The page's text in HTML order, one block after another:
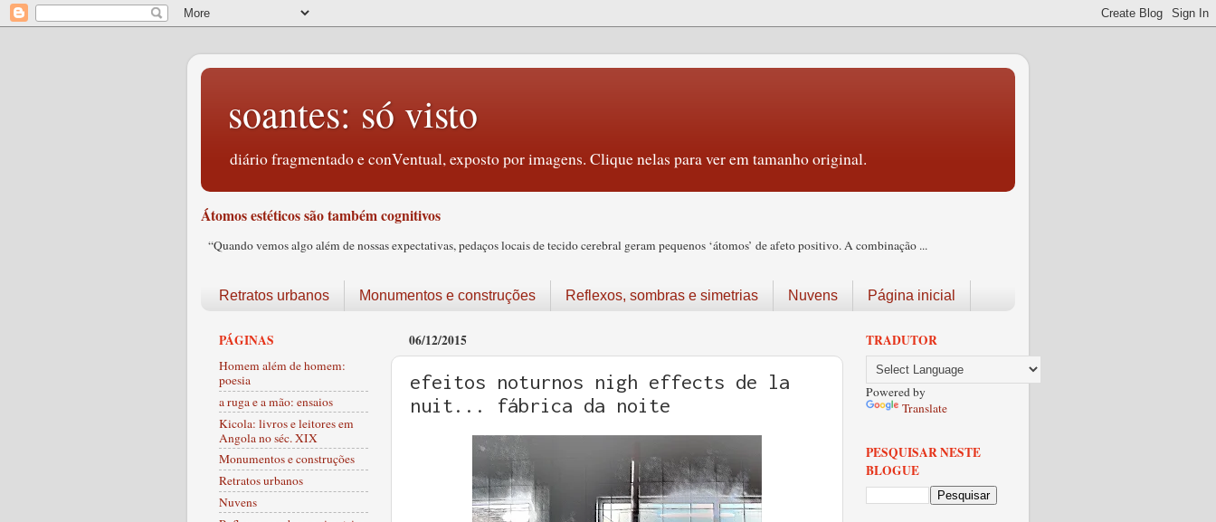
soantes: só visto
diário fragmentado e conVentual, exposto por imagens. Clique nelas para ver em tamanho original.
Átomos estéticos são também cognitivos
“Quando vemos algo além de nossas expectativas, pedaços locais de tecido cerebral geram pequenos ‘átomos’ de afeto positivo. A combinação ...
Retratos urbanos Monumentos e construções Reflexos, sombras e simetrias Nuvens Página inicial
06/12/2015
efeitos noturnos nigh effects de la
nuit... fábrica da noite
PÁGINAS
Homem além de homem:
poesia
a ruga e a mão: ensaios
Kicola: livros e leitores em
Angola no séc. XIX
Monumentos e construções
Retratos urbanos
Nuvens
TRADUTOR
Powered by
Translate
PESQUISAR NESTE
BLOGUE